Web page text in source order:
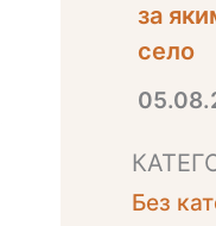
за
село
Без